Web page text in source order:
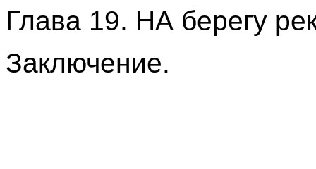
Глава 19. НА берегу
Заключение.